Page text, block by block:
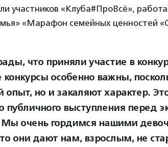
участников «Клуба#ПроВсё»,
«Марафон семейных ценностей
что приняли участие в
конкурсы особенно важны,
опыт, но и закаляют характер.
публичного выступления перед
Мы очень гордимся нашими
они дают нам, взрослым, не